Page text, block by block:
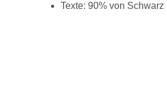
Texte: 90% von Schwarz